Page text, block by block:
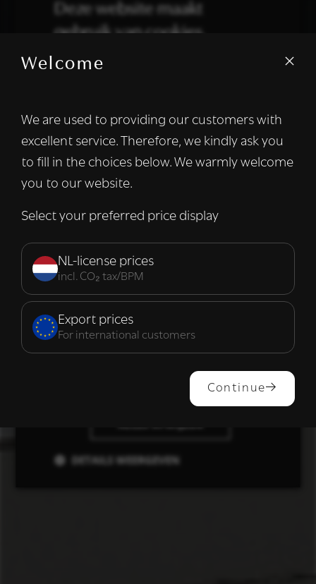
Welcome
We are used to providing our customers with
excellent service. Therefore, we kindly ask you
to fill in the choices below. We warmly welcome
you to our website.
Select your preferred price display
NL-license prices
incl. CO₂ tax/BPM
Export prices
For international customers
Continue
Deze website maakt
gebruik van cookies.
We gebruiken cookies om inhoud en
informatie over uw gebruik van onze site
met onze advertentie- en analysepartners,
die deze kunnen combineren met andere
informatie die u aan hen heeft verstrekt of
van hun diensten. Lees verder
Strikt
noodzakelijk
Prestatie Targeting
ALLES ACCEPTEREN
DETAILS WEERGEVEN